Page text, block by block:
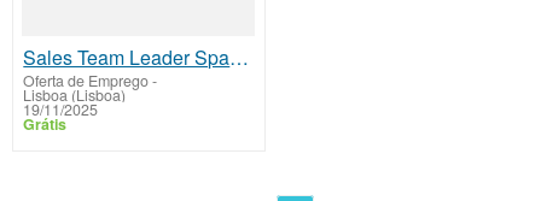
Sales Team Leader Spanish
Oferta de Emprego-
Lisboa (Lisboa)
19/11/2025
Grátis